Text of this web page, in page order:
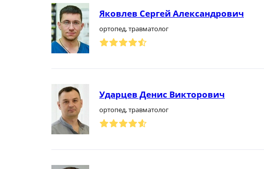
Яковлев Сергей Александрович
ортопед, травматолог
Ударцев Денис Викторович
ортопед, травматолог